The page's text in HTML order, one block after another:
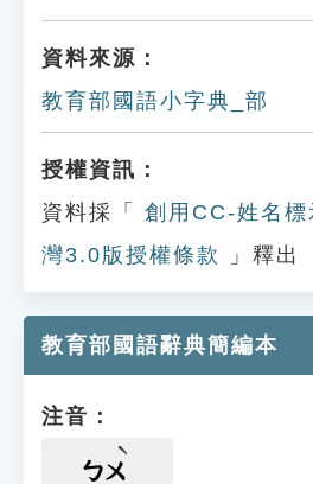
資料來源：
教育部國語小字典_部
授權資訊：
資料採「
創用CC-姓名
灣3.0版授權條款
」釋出
教育部國語辭典簡編本
注音：
ㄅㄨ